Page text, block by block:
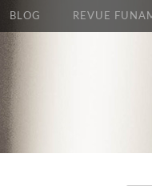
BLOG REVUE